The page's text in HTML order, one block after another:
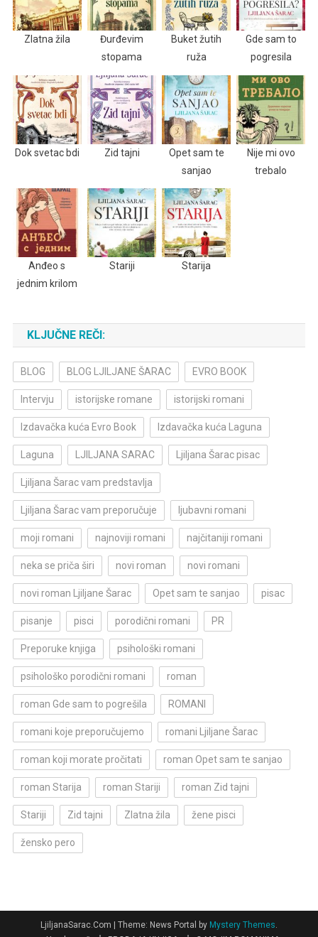
Zlatna žila
Đurđevim
stopama
Buket žutih
ruža
Gde sam to
pogresila
Dok svetac bdi Zid tajni
Opet sam te
sanjao
Nije mi ovo
trebalo
Anđeo s
jednim krilom
Stariji Starija
KLJUČNE REČI:
BLOG BLOG LJILJANE ŠARAC EVRO BOOK
Intervju istorijske romane istorijski romani
Izdavačka kuća Evro Book Izdavačka kuća Laguna
Laguna LJILJANA SARAC Ljiljana Šarac pisac
Ljiljana Šarac vam predstavlja
Ljiljana Šarac vam preporučuje ljubavni romani
moji romani najnoviji romani najčitaniji romani
neka se priča širi novi roman novi romani
novi roman Ljiljane Šarac Opet sam te sanjao pisac
pisanje pisci porodični romani PR
Preporuke knjiga psihološki romani
psihološko porodični romani roman
roman Gde sam to pogrešila ROMANI
romani koje preporučujemo romani Ljiljane Šarac
roman koji morate pročitati roman Opet sam te sanjao
roman Starija roman Stariji roman Zid tajni
Stariji Zid tajni Zlatna žila žene pisci
žensko pero
LjiljanaSarac.Com | Theme: News Portal by Mystery Themes